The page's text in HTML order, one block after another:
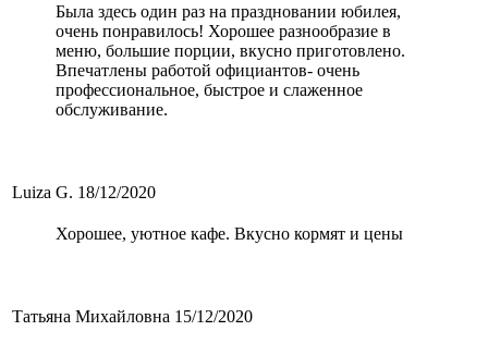
Была здесь один раз на праздновании юбилея,
очень понравилось! Хорошее разнообразие в
меню, большие порции, вкусно приготовлено.
Впечатлены работой официантов- очень
профессиональное, быстрое и слаженное
обслуживание.
Luiza G. 18/12/2020
Хорошее, уютное кафе. Вкусно кормят и цены
Татьяна Михайловна 15/12/2020